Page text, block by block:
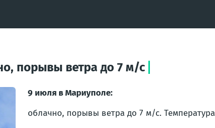
порывы ветра до 7 м/с
9 июля в Мариуполе:
облачно, порывы ветра до 7 м/с.